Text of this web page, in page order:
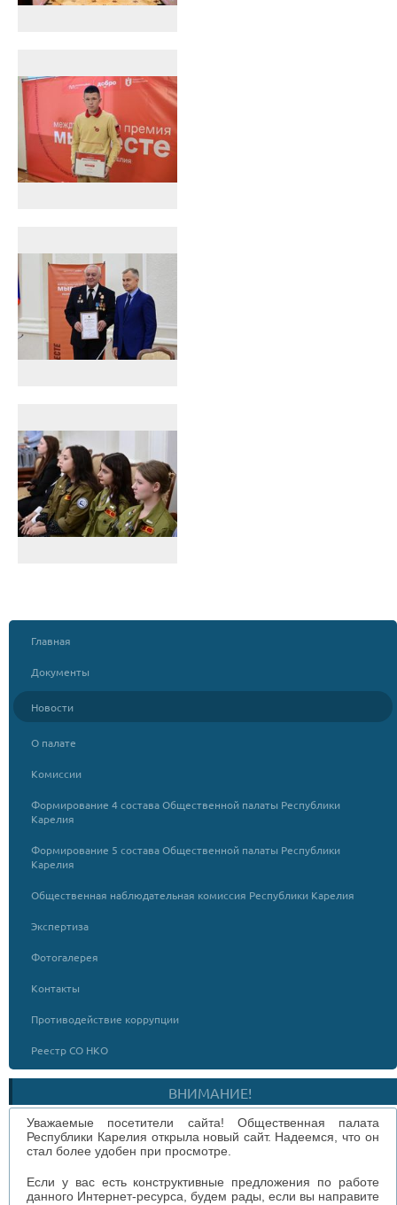
Главная
Документы
Новости
О палате
Комиссии
Формирование 4 состава Общественной палаты Республики
Карелия
Формирование 5 состава Общественной палаты Республики
Карелия
Общественная наблюдательная комиссия Республики Карелия
Экспертиза
Фотогалерея
Контакты
Противодействие коррупции
Реестр СО НКО
ВНИМАНИЕ!
Уважаемые посетители сайта! Общественная палата
Республики Карелия открыла новый сайт. Надеемся, что он
стал более удобен при просмотре.
Если у вас есть конструктивные предложения по работе
данного Интернет-ресурса, будем рады, если вы направите